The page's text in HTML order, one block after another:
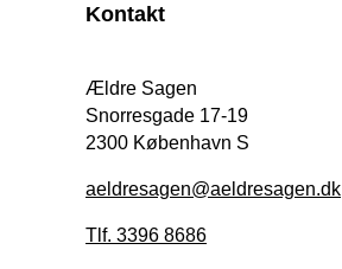
Kontakt
Ældre Sagen
Snorresgade 17-19
2300 København S
aeldresagen@aeldresagen.dk
Tlf. 3396 8686